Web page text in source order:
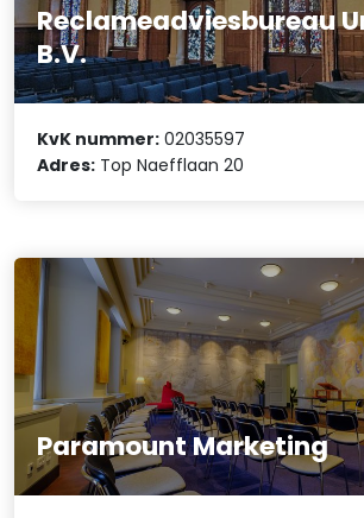
Reclameadviesbureau
B.V.
KvK nummer: 02035597
Adres: Top Naefflaan 20
Paramount Marketing